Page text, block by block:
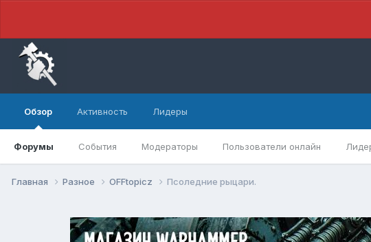
Обзор
Форумы События Модераторы Пользователи онлайн
Активность Лидеры
Главная Разное OFFtopicz Псоледние рыцари.